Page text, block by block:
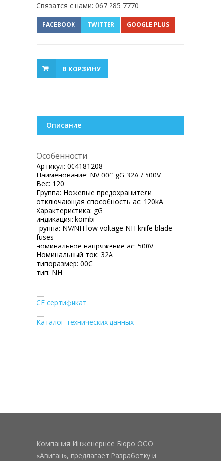
Связатся с нами: 067 285 7770
FACEBOOK TWITTER GOOGLE PLUS
В КОРЗИНУ
Описание
Особенности
Артикул: 004181208
Наименование: NV 00C gG 32A / 500V
Вес: 120
Группа: Ножевые предохранители
отключающая способность ac: 120kA
Характеристика: gG
индикация: kombi
группа: NV/NH low voltage NH knife blade
fuses
номинальное напряжение ac: 500V
Номинальный ток: 32A
типоразмер: 00C
тип: NH
CE сертификат
Каталог технических данных
Компания Инженерное Бюро ООО
«Авиган», предлагает Разработку и